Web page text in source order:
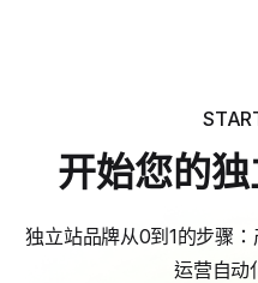
开始您的
独立站品牌从0到1的步骤
运营自动